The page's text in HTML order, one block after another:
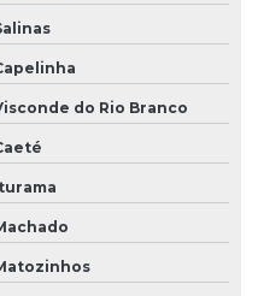
do Rio Branco